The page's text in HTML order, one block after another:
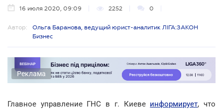
16 июля 2020, 09:09 2252 0
Автор:
Ольга Баранова, ведущий юрист-аналитик ЛІГА:ЗАКОН
Бизнес
Реклама
Главное управление ГНС в г. Киеве информирует, что